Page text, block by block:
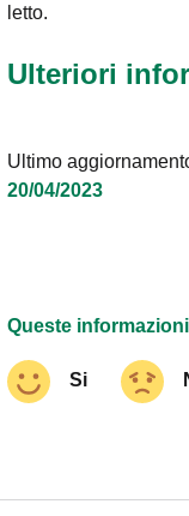
letto.
Ulteriori
Ultimo
20/04/2023
Queste
Si